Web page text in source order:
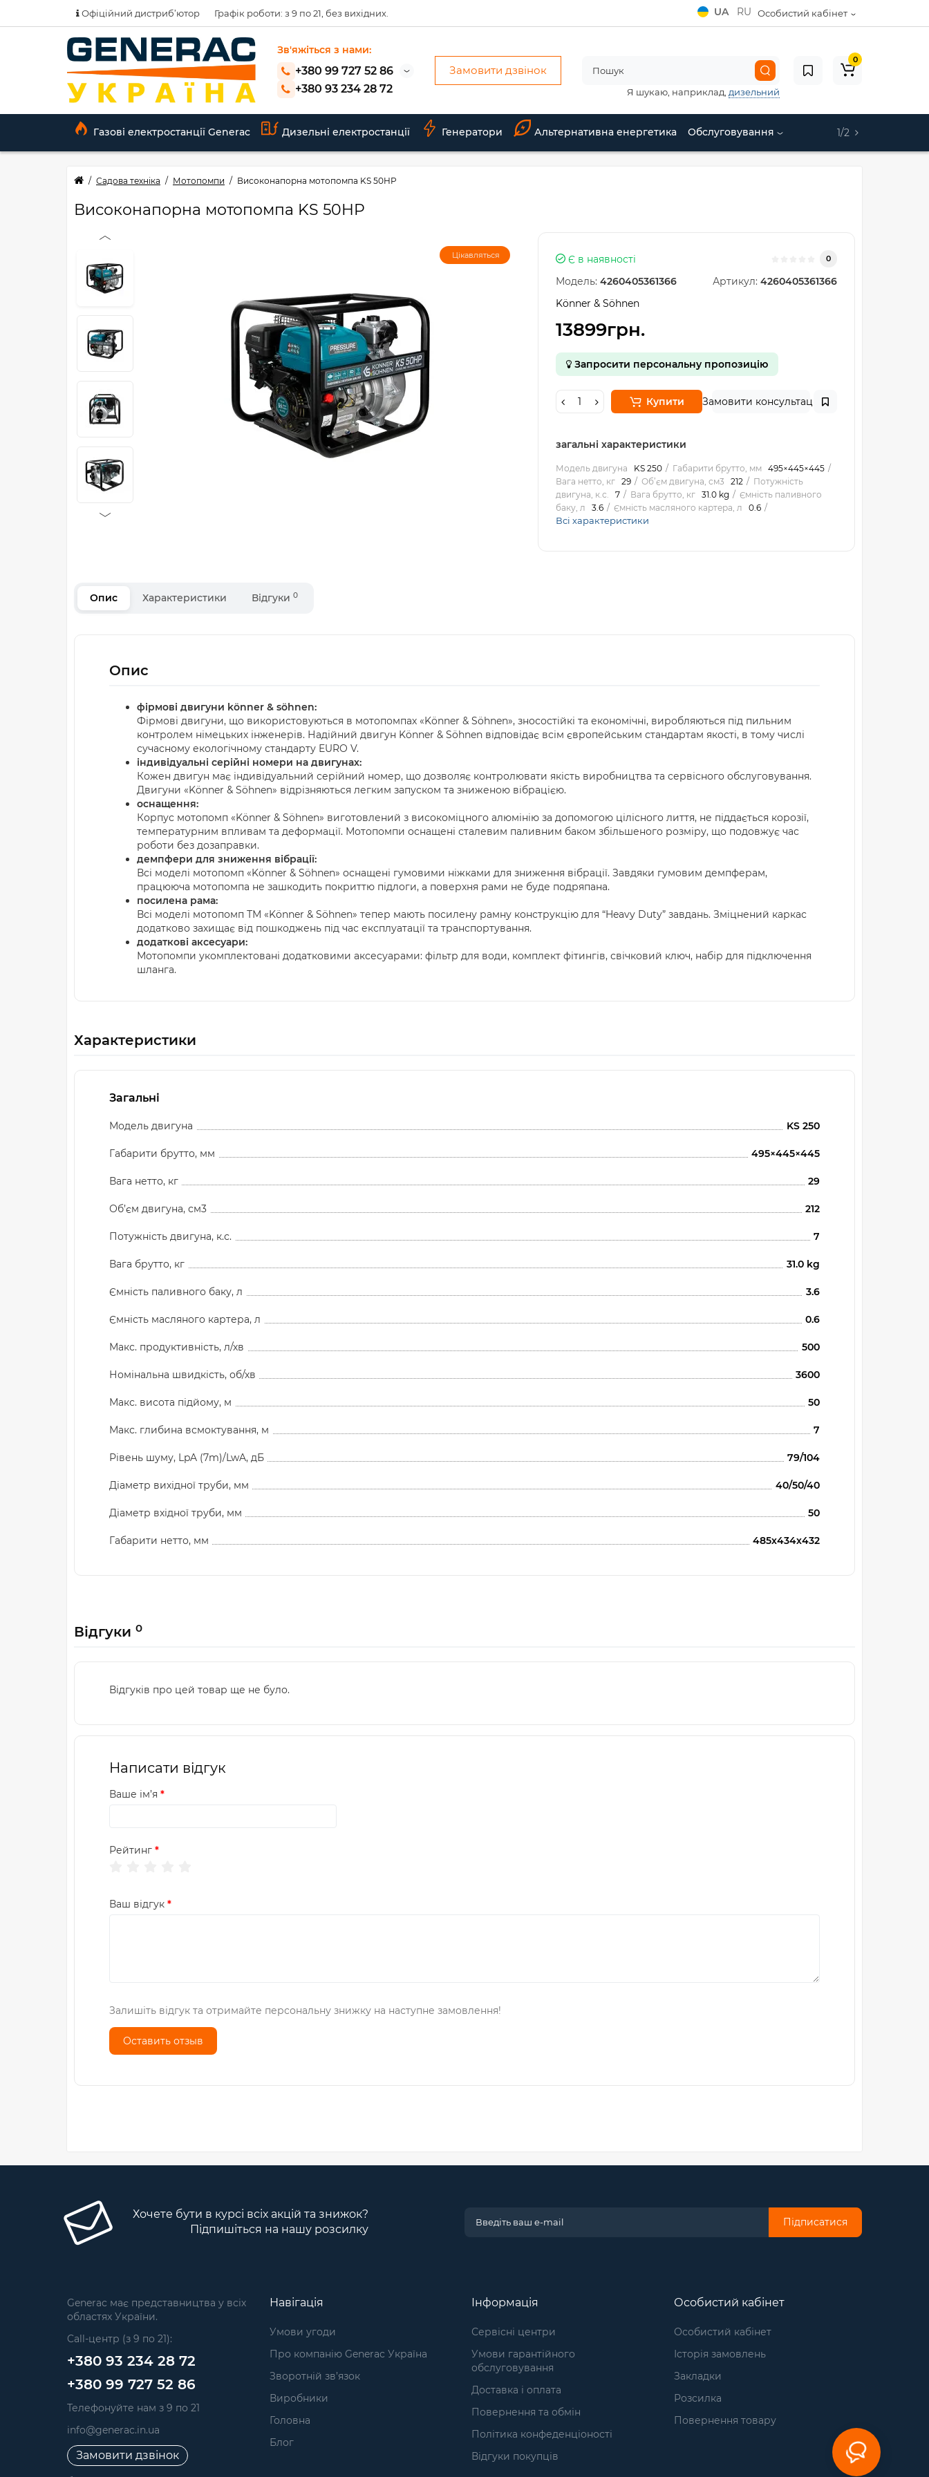
Офіційний дистриб’ютор Графік роботи: з 9 по 21, без вихідних. Особистий кабінет
UA RU
Зв'яжіться з нами:
+380 99 727 52 86
+380 93 234 28 72
Замовити дзвінок
Я шукаю, наприклад, дизельний
0
Газові електростанції Generac Дизельні електростанції Генератори Альтернативна енергетика Обслуговування 1/2
Садова техніка Мотопомпи Високонапорна мотопомпа KS 50HP
Високонапорна мотопомпа KS 50HP
Цікавляться Є в наявності 0
Модель: 4260405361366 Артикул: 4260405361366
Könner & Söhnen
13899грн.
Запросити персональну пропозицію
Купити Замовити консультацію
загальні характеристики
Модель двигуна KS 250 Габарити брутто, мм
495×445×445
Вага нетто, кг
29 Об’єм двигуна, см3 212
Потужність
двигуна, к.с.
7 Вага брутто, кг 31.0 kg
Ємність паливного
баку, л
3.6 Ємність масляного картера, л 0.6
Всі характеристики
Опис Характеристики Відгуки 0
Опис
фірмові двигуни könner & söhnen:
Фірмові двигуни, що використовуються в мотопомпах «Könner & Söhnen», зносостійкі та економічні, виробляються під пильним
контролем німецьких інженерів. Надійний двигун Könner & Söhnen відповідає всім європейським стандартам якості, в тому числі
сучасному екологічному стандарту EURO V.
індивідуальні серійні номери на двигунах:
Кожен двигун має індивідуальний серійний номер, що дозволяє контролювати якість виробництва та сервісного обслуговування.
Двигуни «Könner & Söhnen» відрізняються легким запуском та зниженою вібрацією.
оснащення:
Корпус мотопомп «Könner & Söhnen» виготовлений з високоміцного алюмінію за допомогою цілісного лиття, не піддається корозії,
температурним впливам та деформації. Мотопомпи оснащені сталевим паливним баком збільшеного розміру, що подовжує час
роботи без дозаправки.
демпфери для зниження вібрації:
Всі моделі мотопомп «Könner & Söhnen» оснащені гумовими ніжками для зниження вібрації. Завдяки гумовим демпферам,
працююча мотопомпа не зашкодить покриттю підлоги, а поверхня рами не буде подряпана.
посилена рама:
Всі моделі мотопомп ТМ «Könner & Söhnen» тепер мають посилену рамну конструкцію для “Heavy Duty” завдань. Зміцнений каркас
додатково захищає від пошкоджень під час експлуатації та транспортування.
додаткові аксесуари:
Мотопомпи укомплектовані додатковими аксесуарами: фільтр для води, комплект фітингів, свічковий ключ, набір для підключення
шланга.
Характеристики
Загальні
Модель двигуна KS 250
Габарити брутто, мм 495×445×445
Вага нетто, кг 29
Об’єм двигуна, см3 212
Потужність двигуна, к.с. 7
Вага брутто, кг 31.0 kg
Ємність паливного баку, л 3.6
Ємність масляного картера, л 0.6
Макс. продуктивність, л/хв 500
Номінальна швидкість, об/хв 3600
Макс. висота підйому, м 50
Макс. глибина всмоктування, м 7
Рівень шуму, LpA (7m)/LwA, дБ 79/104
Діаметр вихідної труби, мм 40/50/40
Діаметр вхідної труби, мм 50
Габарити нетто, мм 485х434х432
Відгуки 0
Відгуків про цей товар ще не було.
Написати відгук
Ваше ім’я
Рейтинг
Ваш відгук
Залишіть відгук та отримайте персональну знижку на наступне замовлення!
Оставить отзыв
Хочете бути в курсі всіх акцій та знижок?
Підпишіться на нашу розсилку
Підписатися
Generac має представництва у всіх
областях України.
Call-центр (з 9 по 21):
+380 93 234 28 72
+380 99 727 52 86
Телефонуйте нам з 9 по 21
info@generac.in.ua
Замовити дзвінок
Навігація
Умови угоди
Про компанію Generac Україна
Зворотній зв’язок
Виробники
Головна
Блог
Інформація
Сервісні центри
Умови гарантійного
обслуговування
Доставка і оплата
Повернення та обмін
Політика конфеденціоності
Відгуки покупців
Особистий кабінет
Особистий кабінет
Історія замовлень
Закладки
Розсилка
Повернення товару